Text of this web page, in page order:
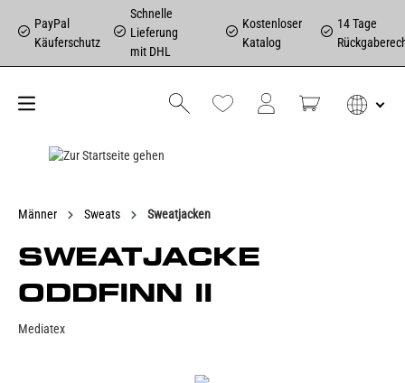
PayPal
Käuferschutz
Schnelle
Lieferung
mit DHL
Kostenloser
Katalog
14 Tage
Männer Sweats Sweatjacken
SWEATJACKE
ODDFINN II
Mediatex